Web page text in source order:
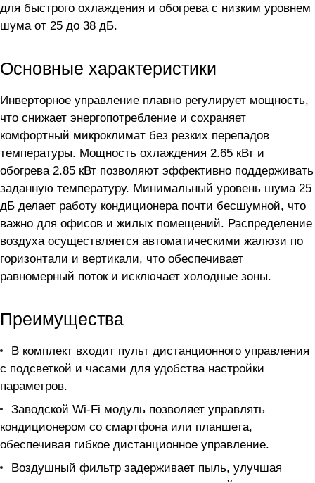
для быстрого охлаждения и обогрева с низким уровнем
шума от 25 до 38 дБ.
Основные характеристики
Инверторное управление плавно регулирует мощность,
что снижает энергопотребление и сохраняет
комфортный микроклимат без резких перепадов
температуры. Мощность охлаждения 2.65 кВт и
обогрева 2.85 кВт позволяют эффективно поддерживать
заданную температуру. Минимальный уровень шума 25
дБ делает работу кондиционера почти бесшумной, что
важно для офисов и жилых помещений. Распределение
воздуха осуществляется автоматическими жалюзи по
горизонтали и вертикали, что обеспечивает
равномерный поток и исключает холодные зоны.
Преимущества
В комплект входит пульт дистанционного управления
с подсветкой и часами для удобства настройки
параметров.
Заводской Wi-Fi модуль позволяет управлять
кондиционером со смартфона или планшета,
обеспечивая гибкое дистанционное управление.
Воздушный фильтр задерживает пыль, улучшая